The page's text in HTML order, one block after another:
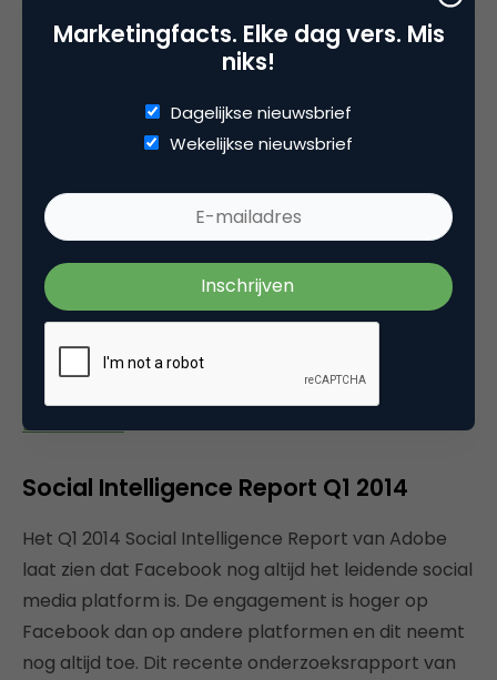
Een ‘viral’, dat was in 2004 nog gewoon een
‘embedden’ was voorbehouden aan journalisten.
Online video heeft laten zien hoe snel een relatief
mainstream kan worden – niet in de laatste plaats
dankzij YouTube. Welke Nederlandse online video’s
van de afgelopen tien jaar zijn definitief in ons
collectieve geheugen gegrift? Uit de inzendingen
die onze oproep heeft voortgebracht is een longlist
van 20 video’s gekomen.
Lees verder
Social Intelligence Report Q1 2014
Het Q1 2014 Social Intelligence Report van Adobe
laat zien dat Facebook nog altijd het leidende social
media platform is. De engagement is hoger op
Facebook dan op andere platformen en dit neemt
nog altijd toe. Dit recente onderzoeksrapport van
Marketingfacts. Elke dag vers. Mis
niks!
Dagelijkse nieuwsbrief
Wekelijkse nieuwsbrief